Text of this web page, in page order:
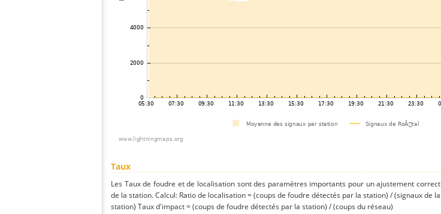
Taux
Les Taux de foudre et de localisation sont des paramètres importants pour un ajustement correct
de la station. Calcul: Ratio de localisation = (coups de foudre détectés par la station) / (signaux de la
station) Taux d'impact = (coups de foudre détectés par la station) / (coups du réseau)